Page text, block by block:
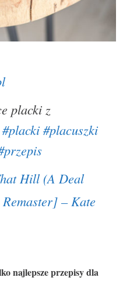
placki z
#placki #placuszki
Hill (A Deal
– Kate
najlepsze przepisy dla